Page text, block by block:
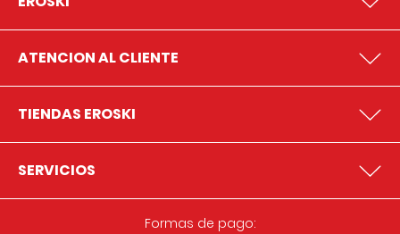
ATENCION AL CLIENTE
TIENDAS EROSKI
SERVICIOS
Formas de pago: